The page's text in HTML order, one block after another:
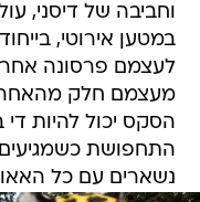
וחביבה של דיסני,
במטען אירוטי,
לעצמם פרסונה
מעצמם חלק
הסקס יכול להיות
התחפושת
נשארים עם כל